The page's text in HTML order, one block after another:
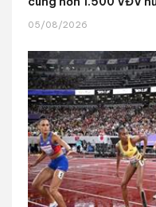
05/08/2026